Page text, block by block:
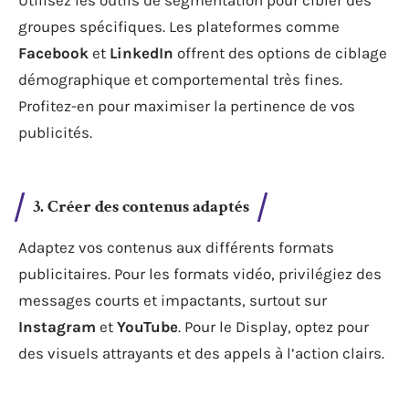
groupes spécifiques. Les plateformes comme
Facebook et LinkedIn offrent des options de ciblage
démographique et comportemental très fines.
Profitez-en pour maximiser la pertinence de vos
publicités.
3. Créer des contenus adaptés
Adaptez vos contenus aux différents formats
publicitaires. Pour les formats vidéo, privilégiez des
messages courts et impactants, surtout sur
Instagram et YouTube. Pour le Display, optez pour
des visuels attrayants et des appels à l’action clairs.